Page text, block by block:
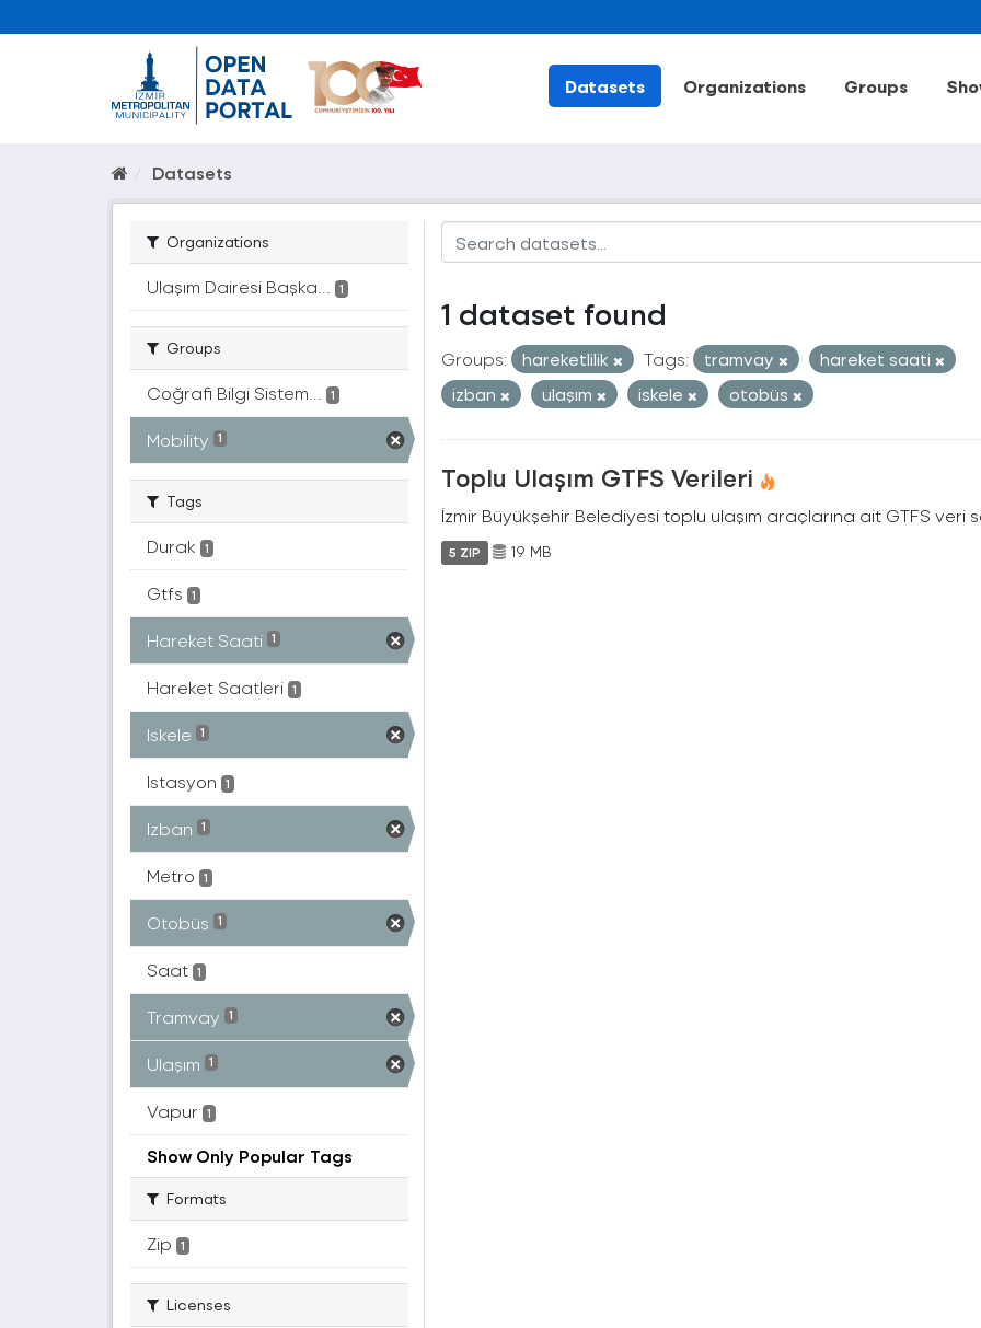
Datasets Organizations Groups
Datasets
Organizations
Ulaşım Dairesi Başka... 1
Groups
Coğrafi Bilgi Sistem... 1
Mobility 1
Tags
Durak 1
Gtfs 1
Hareket Saati 1
Hareket Saatleri 1
Iskele 1
Istasyon 1
Izban 1
Metro 1
Otobüs 1
Saat 1
Tramvay 1
Ulaşım 1
Vapur 1
Show Only Popular Tags
Formats
Zip 1
Licenses
1 dataset found
Groups: hareketlilik Tags: tramvay
hareket saati
izban
ulaşım iskele otobüs
Toplu Ulaşım GTFS Verileri
İzmir Büyükşehir Belediyesi toplu ulaşım araçlarına ait GTFS veri
5 ZIP 19 MB